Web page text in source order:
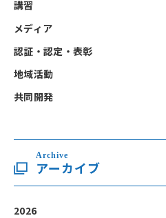
講習
メディア
認証・認定・表彰
地域活動
共同開発
Archive
アーカイブ
2026